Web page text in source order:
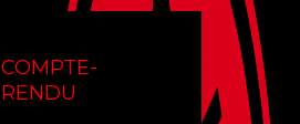
COMPTE-
RENDU